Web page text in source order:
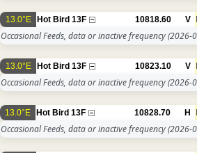
13.0°E Hot Bird 13F 10818.60 V
Occasional Feeds, data or inactive frequency(2026-
13.0°E Hot Bird 13F 10823.10 V
Occasional Feeds, data or inactive frequency(2026-
13.0°E Hot Bird 13F 10828.70 H
Occasional Feeds, data or inactive frequency(2026-